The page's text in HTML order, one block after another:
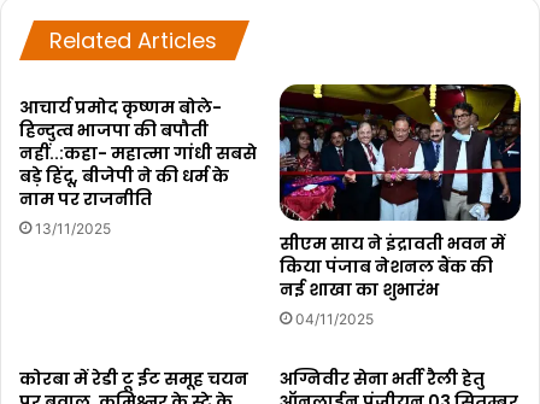
Related Articles
आचार्य प्रमोद कृष्णम बोले-
हिन्दुत्व भाजपा की बपौती
नहीं..:कहा- महात्मा गांधी सबसे
बड़े हिंदू, बीजेपी ने की धर्म के
नाम पर राजनीति
13/11/2025
सीएम साय ने इंद्रावती भवन में
किया पंजाब नेशनल बैंक की
नई शाखा का शुभारंभ
04/11/2025
कोरबा में रेडी टू ईट समूह चयन
अग्निवीर सेना भर्ती रैली हेतु